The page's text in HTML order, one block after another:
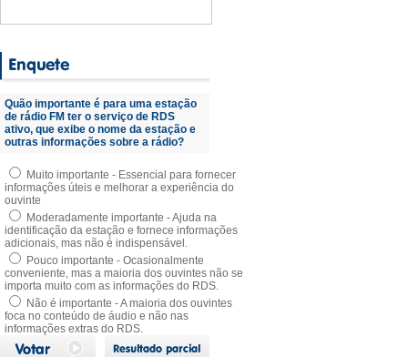
Quão importante é para uma estação
de rádio FM ter o serviço de RDS
ativo, que exibe o nome da estação e
outras informações sobre a rádio?
Muito importante - Essencial para fornecer
informações úteis e melhorar a experiência do
ouvinte
Moderadamente importante - Ajuda na
identificação da estação e fornece informações
adicionais, mas não é indispensável.
Pouco importante - Ocasionalmente
conveniente, mas a maioria dos ouvintes não se
importa muito com as informações do RDS.
Não é importante - A maioria dos ouvintes
foca no conteúdo de áudio e não nas
informações extras do RDS.